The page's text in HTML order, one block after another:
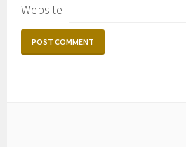
Website